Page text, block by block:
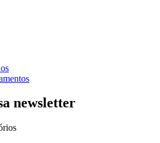
newsletter